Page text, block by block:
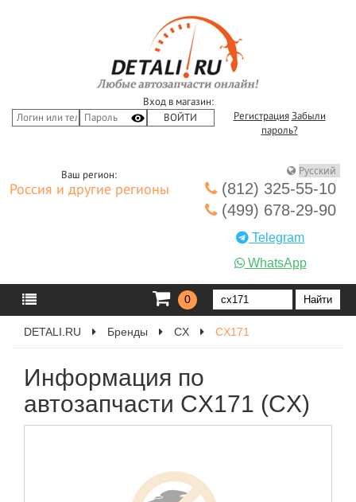
Вход в магазин:
Регистрация Забыли
пароль?
Ваш регион:
Россия и другие регионы
(812) 325-55-10
(499) 678-29-90
Telegram
WhatsApp
0
DETALI.RU Бренды CX CX171
Информация по
автозапчасти CX171 (CX)